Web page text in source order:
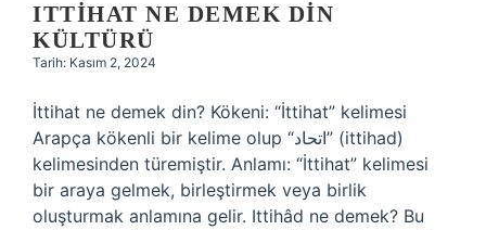
ITTIHAT NE DEMEK DIN
KÜLTÜRÜ
Tarih: Kasım 2, 2024
İttihat ne demek din? Kökeni: “İttihat” kelimesi
Arapça kökenli bir kelime olup “اتحاد” (ittihad)
kelimesinden türemiştir. Anlamı: “İttihat” kelimesi
bir araya gelmek, birleştirmek veya birlik
oluşturmak anlamına gelir. Ittihâd ne demek? Bu